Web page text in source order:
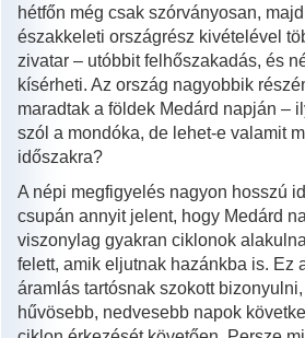
hétfőn még csak szórványosan,
északkeleti országrész kivételével
zivatar – utóbbit felhőszakadás, és
kísérheti. Az ország nagyobbik
maradtak a földek Medárd napján –
szól a mondóka, de lehet-e valamit
időszakra?
A népi megfigyelés nagyon hosszú
csupán annyit jelent, hogy Medárd
viszonylag gyakran ciklonok
felett, amik eljutnak hazánkba is. Ez
áramlás tartósnak szokott
hűvösebb, nedvesebb napok